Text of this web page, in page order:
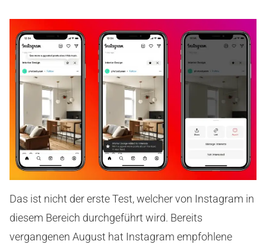
Das ist nicht der erste Test, welcher von Instagram in
diesem Bereich durchgeführt wird. Bereits
vergangenen August hat Instagram empfohlene